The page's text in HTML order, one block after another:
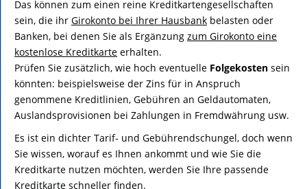
Das können zum einen reine Kreditkartengesellschaften
sein, die ihr Girokonto bei Ihrer Hausbank belasten oder
Banken, bei denen Sie als Ergänzung zum Girokonto eine
kostenlose Kreditkarte erhalten.
Prüfen Sie zusätzlich, wie hoch eventuelle Folgekosten sein
könnten: beispielsweise der Zins für in Anspruch
genommene Kreditlinien, Gebühren an Geldautomaten,
Auslandsprovisionen bei Zahlungen in Fremdwährung usw.
Es ist ein dichter Tarif- und Gebührendschungel, doch wenn
Sie wissen, worauf es Ihnen ankommt und wie Sie die
Kreditkarte nutzen möchten, werden Sie Ihre passende
Kreditkarte schneller finden.